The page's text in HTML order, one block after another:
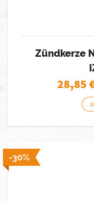
Zündkerze
28,85
-30%